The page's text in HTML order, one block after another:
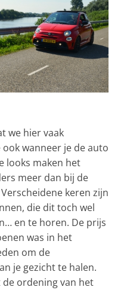
we hier vaak
wanneer je de auto
looks maken het
meer dan bij de
keren zijn
die dit toch wel
en te horen. De prijs
was in het
om de
je gezicht te halen.
ordening van het